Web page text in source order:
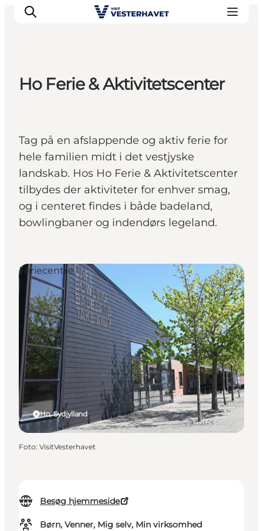
Vores Byer
Mad & Overnatning
Køb billet
Planlæg din ferie
Ho Ferie & Aktivitetscenter
Tag på en afslappende og aktiv ferie for
hele familien midt i det vestjyske
landskab. Hos Ho Ferie & Aktivitetscenter
tilbydes der aktiviteter for enhver smag,
og i centeret findes i både badeland,
bowlingbaner og indendørs legeland.
Besøg hjemmeside
Børn, Venner, Mig selv, Min virksomhed
Ho, Sydjylland
Feriecentre
Foto: VisitVesterhavet